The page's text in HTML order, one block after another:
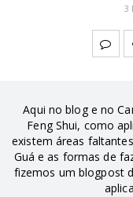
3
Aqui no blog e no
Feng Shui, como
existem áreas
Guá e as formas de
fizemos um blogpost